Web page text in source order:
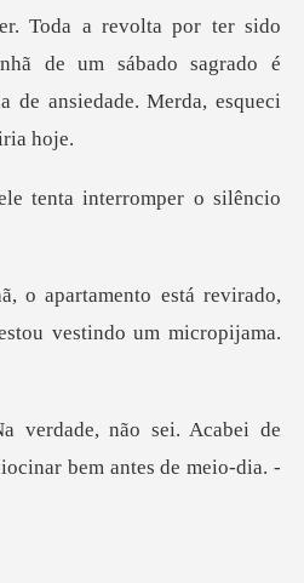
de um sábado sagrado é
e tenta interromper o si
á revirado,
v
Acabei de